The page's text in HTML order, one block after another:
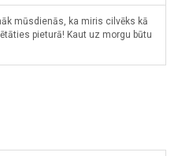
mūsdienās, ka miris cilvēks kā
pieturā! Kaut uz morgu būtu